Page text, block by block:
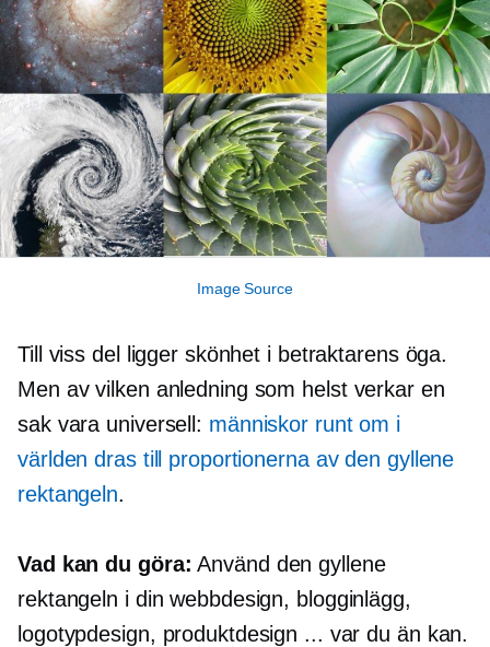
Image Source
Till viss del ligger skönhet i betraktarens öga.
Men av vilken anledning som helst verkar en
sak vara universell: människor runt om i
världen dras till proportionerna av den gyllene
rektangeln.
Vad kan du göra: Använd den gyllene
rektangeln i din webbdesign, blogginlägg,
logotypdesign, produktdesign ... var du än kan.